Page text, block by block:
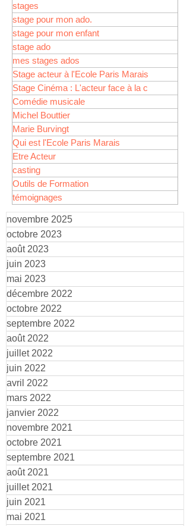
stages
stage pour mon ado.
stage pour mon enfant
stage ado
mes stages ados
Stage acteur à l'Ecole Paris Marais
Stage Cinéma : L'acteur face à la c
Comédie musicale
Michel Bouttier
Marie Burvingt
Qui est l'Ecole Paris Marais
Etre Acteur
casting
Outils de Formation
témoignages
novembre 2025
octobre 2023
août 2023
juin 2023
mai 2023
décembre 2022
octobre 2022
septembre 2022
août 2022
juillet 2022
juin 2022
avril 2022
mars 2022
janvier 2022
novembre 2021
octobre 2021
septembre 2021
août 2021
juillet 2021
juin 2021
mai 2021